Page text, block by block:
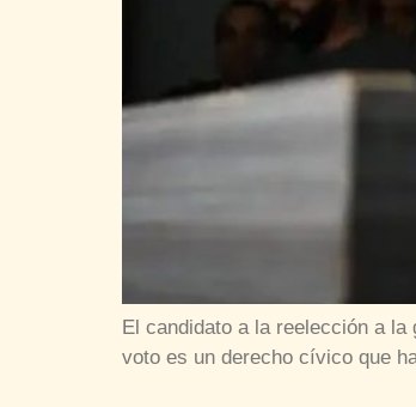
El candidato a la reelección a
voto es un derecho cívico que